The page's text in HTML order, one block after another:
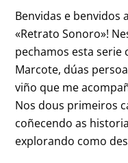
Benvidas e benvidos
«Retrato Sonoro»!
pechamos esta serie
Marcote, dúas
viño que me
Nos dous primeiros
coñecendo as
explorando como